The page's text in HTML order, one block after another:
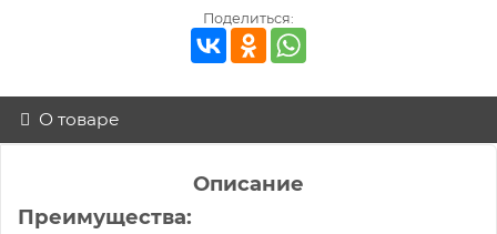
Поделиться:
О товаре
Описание
Преимущества: